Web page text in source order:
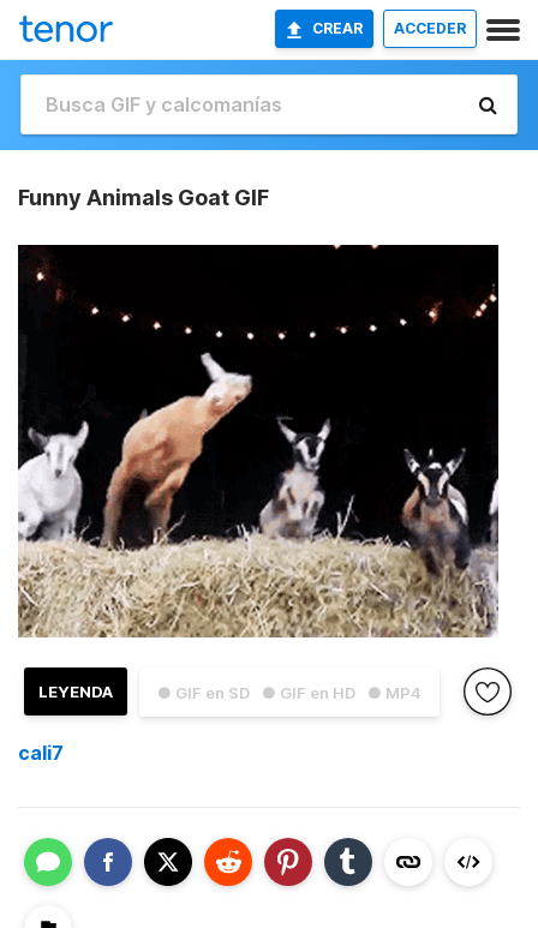
CREAR ACCEDER
Funny Animals Goat GIF
● GIF en SD ● GIF en HD ● MP4
LEYENDA
cali7